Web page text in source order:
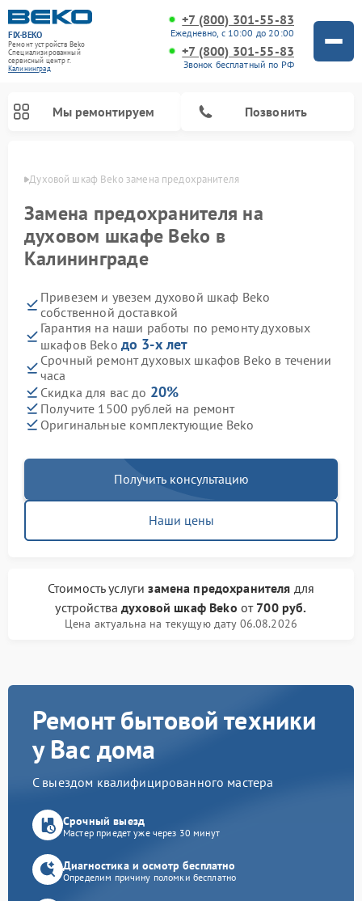
FIX-BEKO
Ремонт устройств Beko
Специализированный
cервисный центр г.
Калининград
+7 (800) 301-55-83
Ежедневно, с 10:00 до 20:00
+7 (800) 301-55-83
Звонок бесплатный по РФ
Мы ремонтируем Позвонить
Духовой шкаф Beko замена предохранителя
Замена предохранителя на
духовом шкафе Beko в
Калининграде
Привезем и увезем духовой шкаф Beko
собственной доставкой
Гарантия на наши работы по ремонту духовых
шкафов Beko до 3-х лет
Срочный ремонт духовых шкафов Beko в течении
часа
Скидка для вас до 20%
Получите 1500 рублей на ремонт
Оригинальные комплектующие Beko
Получить консультацию
Наши цены
Стоимость услугизамена предохранителя для
устройствадуховой шкаф Beko от 700 руб.
Цена актуальна на текущую дату 06.08.2026
Ремонт бытовой техники
у Вас дома
С выездом квалифицированного мастера
Срочный выезд
Мастер приедет уже через 30 минут
Диагностика и осмотр бесплатно
Определим причину поломки бесплатно